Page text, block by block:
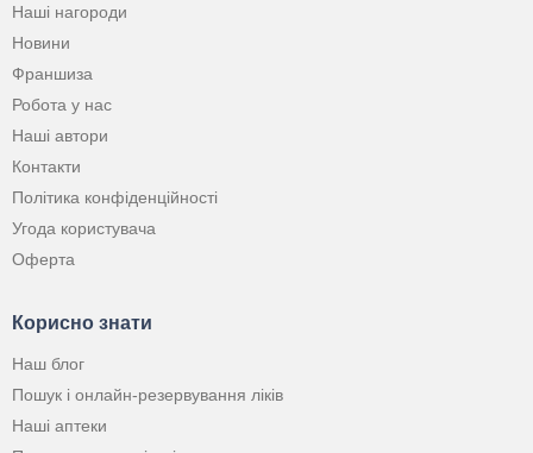
Наші нагороди
Новини
Франшиза
Робота у нас
Наші автори
Контакти
Політика конфіденційності
Угода користувача
Оферта
Корисно знати
Наш блог
Пошук і онлайн-резервування ліків
Наші аптеки